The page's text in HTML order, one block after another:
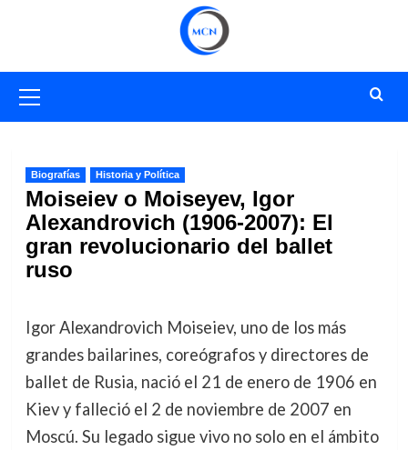
primario
Biografías Historia y Política
Moiseiev o Moiseyev, Igor
Alexandrovich (1906-2007): El
gran revolucionario del ballet
ruso
Igor Alexandrovich Moiseiev, uno de los más
grandes bailarines, coreógrafos y directores de
ballet de Rusia, nació el 21 de enero de 1906 en
Kiev y falleció el 2 de noviembre de 2007 en
Moscú. Su legado sigue vivo no solo en el ámbito